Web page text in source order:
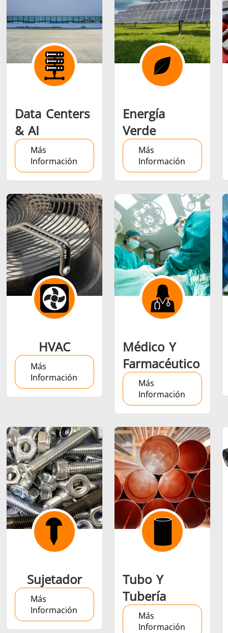
Aeroespacial Automotriz
Cable
Energía verde
Herramientas
metálicas
HVAC
Semiconductor Sujetador Tubo y
Data Centers
& AI
Más
Información
Energía
Verde
Más
Información
HVAC
Más
Información
Médico Y
Farmacéutico
Más
Información
Sujetador
Más
Información
Tubo Y
Tubería
Más
Información